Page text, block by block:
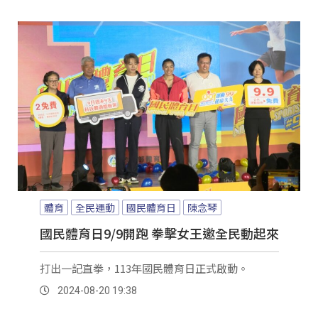
體育 全民運動 國民體育日 陳念琴
國民體育日9/9開跑 拳擊女王邀全民動起來
打出一記直拳，113年國民體育日正式啟動。
2024-08-20 19:38